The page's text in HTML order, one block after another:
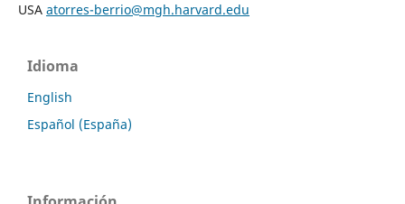
USA atorres-berrio@mgh.harvard.edu
Idioma
English
Español (España)